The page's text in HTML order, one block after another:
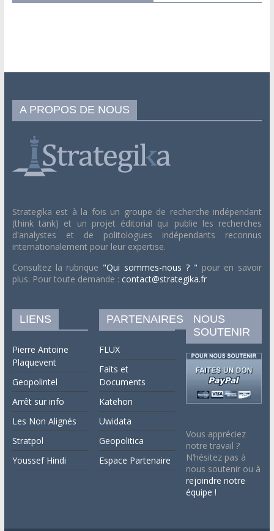
A PROPOS DE NOUS
Strategika est à la fois un groupe de recherche indépendant
(think tank) et un projet éditorial qui publie les recherches
d'analystes et de politologues indépendants reconnus
internationalement pour leur expertise.
Consultez la rubrique "Qui sommes-nous ? " pour en savoir
plus. Pour toute demande : contact@strategika.fr
LIENS
Pierre Antoine
Plaquevent
Geopolintel
Arrêt sur info
Les Non Alignés
Stratpol
Youssef Hindi
PARTENAIRES
FLUX
Faits et
Documents
Katehon
Uwidata
Geopolitica
Espace Partenaire
NOUS
SOUTENIR
Vous appréciez
notre travail ?
N’hésitez pas à
nous soutenir ou à
rejoindre notre
équipe !